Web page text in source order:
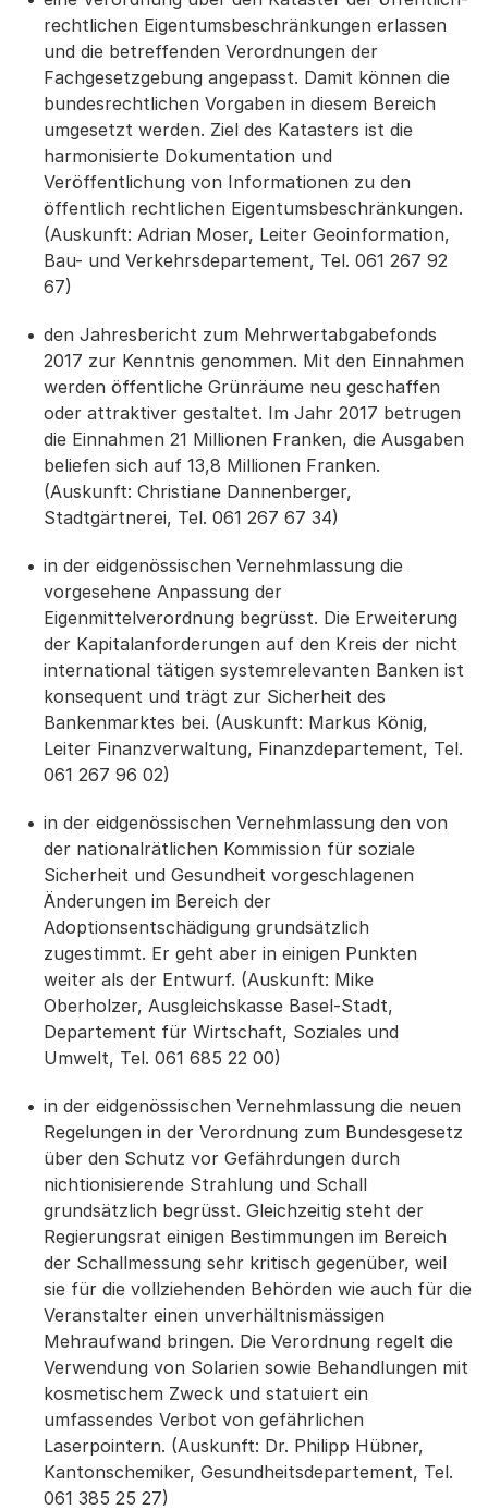
rechtlichen Eigentumsbeschränkungen erlassen
und die betreffenden Verordnungen der
Fachgesetzgebung angepasst. Damit können die
bundesrechtlichen Vorgaben in diesem Bereich
umgesetzt werden. Ziel des Katasters ist die
harmonisierte Dokumentation und
Veröffentlichung von Informationen zu den
öffentlich rechtlichen Eigentumsbeschränkungen.
(Auskunft: Adrian Moser, Leiter Geoinformation,
Bau- und Verkehrsdepartement, Tel. 061 267 92
67)
den Jahresbericht zum Mehrwertabgabefonds
2017 zur Kenntnis genommen. Mit den Einnahmen
werden öffentliche Grünräume neu geschaffen
oder attraktiver gestaltet. Im Jahr 2017 betrugen
die Einnahmen 21 Millionen Franken, die Ausgaben
beliefen sich auf 13,8 Millionen Franken.
(Auskunft: Christiane Dannenberger,
Stadtgärtnerei, Tel. 061 267 67 34)
in der eidgenössischen Vernehmlassung die
vorgesehene Anpassung der
Eigenmittelverordnung begrüsst. Die Erweiterung
der Kapitalanforderungen auf den Kreis der nicht
international tätigen systemrelevanten Banken ist
konsequent und trägt zur Sicherheit des
Bankenmarktes bei. (Auskunft: Markus König,
Leiter Finanzverwaltung, Finanzdepartement, Tel.
061 267 96 02)
in der eidgenössischen Vernehmlassung den von
der nationalrätlichen Kommission für soziale
Sicherheit und Gesundheit vorgeschlagenen
Änderungen im Bereich der
Adoptionsentschädigung grundsätzlich
zugestimmt. Er geht aber in einigen Punkten
weiter als der Entwurf. (Auskunft: Mike
Oberholzer, Ausgleichskasse Basel-Stadt,
Departement für Wirtschaft, Soziales und
Umwelt, Tel. 061 685 22 00)
in der eidgenössischen Vernehmlassung die neuen
Regelungen in der Verordnung zum Bundesgesetz
über den Schutz vor Gefährdungen durch
nichtionisierende Strahlung und Schall
grundsätzlich begrüsst. Gleichzeitig steht der
Regierungsrat einigen Bestimmungen im Bereich
der Schallmessung sehr kritisch gegenüber, weil
sie für die vollziehenden Behörden wie auch für die
Veranstalter einen unverhältnismässigen
Mehraufwand bringen. Die Verordnung regelt die
Verwendung von Solarien sowie Behandlungen mit
kosmetischem Zweck und statuiert ein
umfassendes Verbot von gefährlichen
Laserpointern. (Auskunft: Dr. Philipp Hübner,
Kantonschemiker, Gesundheitsdepartement, Tel.
061 385 25 27)